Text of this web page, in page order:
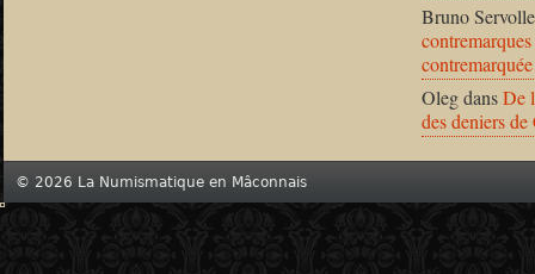
Bruno Servolle
OlegdansDe
des deniers
© 2026 La Numismatique en Mâconnais